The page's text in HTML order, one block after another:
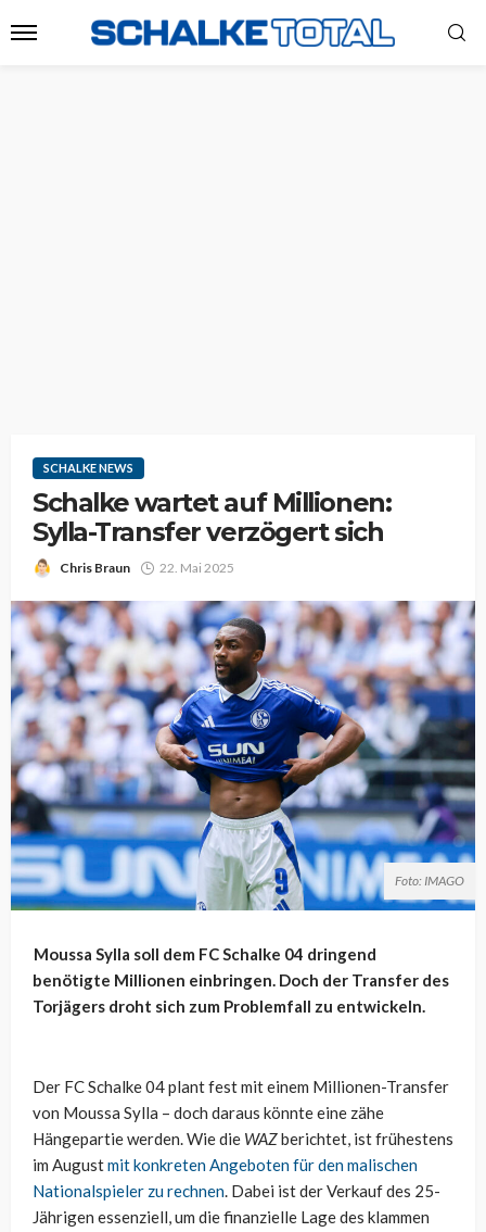
SCHALKE NEWS
Schalke wartet auf Millionen:
Sylla-Transfer verzögert sich
Chris Braun 22. Mai 2025
Foto: IMAGO
Moussa Sylla soll dem FC Schalke 04 dringend
benötigte Millionen einbringen. Doch der Transfer des
Torjägers droht sich zum Problemfall zu entwickeln.
Der FC Schalke 04 plant fest mit einem Millionen-Transfer
von Moussa Sylla – doch daraus könnte eine zähe
Hängepartie werden. Wie die WAZberichtet, ist frühestens
im Augustmit konkreten Angeboten für den malischen
Nationalspieler zu rechnen. Dabei ist der Verkauf des 25-
Jährigen essenziell, um die finanzielle Lage des klammen